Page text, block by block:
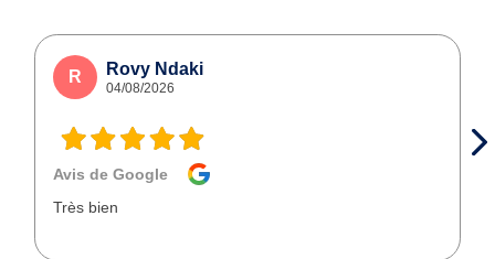
R Rovy Ndaki
04/08/2026
Avis de Google
Très bien